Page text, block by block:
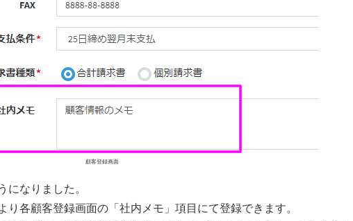
顧客登録画面
になりました。
り各顧客登録画面の「社内メモ」項目にて登録できます。